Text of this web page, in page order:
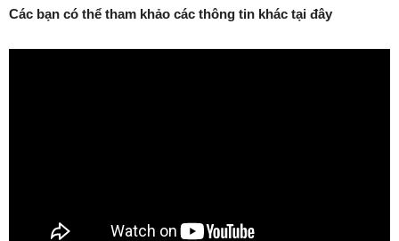
Các bạn có thể tham khảo các thông tin khác tại đây